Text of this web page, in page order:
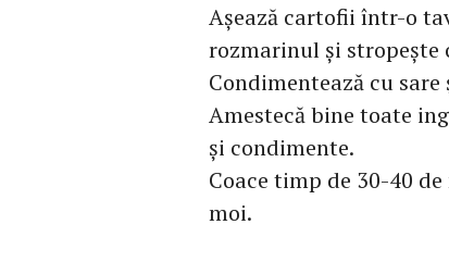
Așează cartofii într-o
rozmarinul și stropește
Condimentează cu
Amestecă bine toate
și condimente.
Coace timp de 30-40
moi.